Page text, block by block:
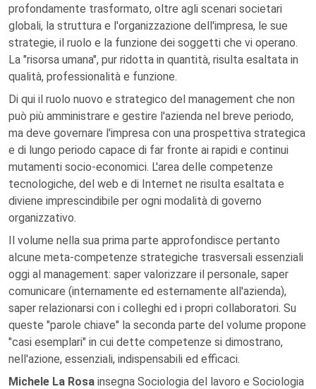
profondamente trasformato, oltre agli scenari societari
globali, la struttura e l'organizzazione dell'impresa, le sue
strategie, il ruolo e la funzione dei soggetti che vi operano.
La "risorsa umana", pur ridotta in quantità, risulta esaltata in
qualità, professionalità e funzione.
Di qui il ruolo nuovo e strategico del management che non
può più amministrare e gestire l'azienda nel breve periodo,
ma deve governare l'impresa con una prospettiva strategica
e di lungo periodo capace di far fronte ai rapidi e continui
mutamenti socio-economici. L'area delle competenze
tecnologiche, del web e di Internet ne risulta esaltata e
diviene imprescindibile per ogni modalità di governo
organizzativo.
Il volume nella sua prima parte approfondisce pertanto
alcune meta-competenze strategiche trasversali essenziali
oggi al management: saper valorizzare il personale, saper
comunicare (internamente ed esternamente all'azienda),
saper relazionarsi con i colleghi ed i propri collaboratori. Su
queste "parole chiave" la seconda parte del volume propone
"casi esemplari" in cui dette competenze si dimostrano,
nell'azione, essenziali, indispensabili ed efficaci.
Michele La Rosa insegna Sociologia del lavoro e Sociologia